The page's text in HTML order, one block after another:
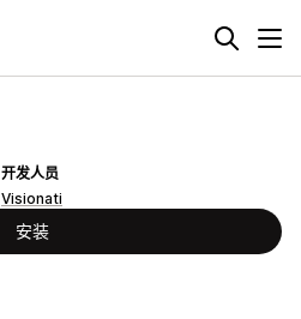
开发人员
Visionati
安装